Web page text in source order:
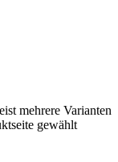
mehrere Varianten
gewählt